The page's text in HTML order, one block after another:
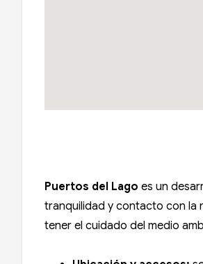
Puertos del Lago es un
tranquilidad y contacto con la
tener el cuidado del medio